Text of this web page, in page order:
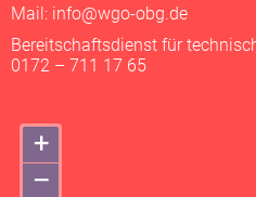
Mail: info@wgo-obg.de
Bereitschaftsdienst für
0172 – 711 17 65
+
–